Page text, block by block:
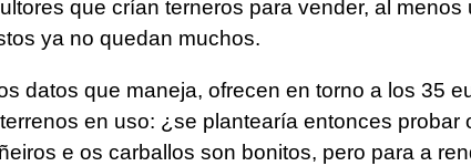
que crían terneros para vender, al
ya no quedan muchos.
datos que maneja, ofrecen en torno a los 35
en uso: ¿se plantearía entonces probar
e os carballos son bonitos, pero para a